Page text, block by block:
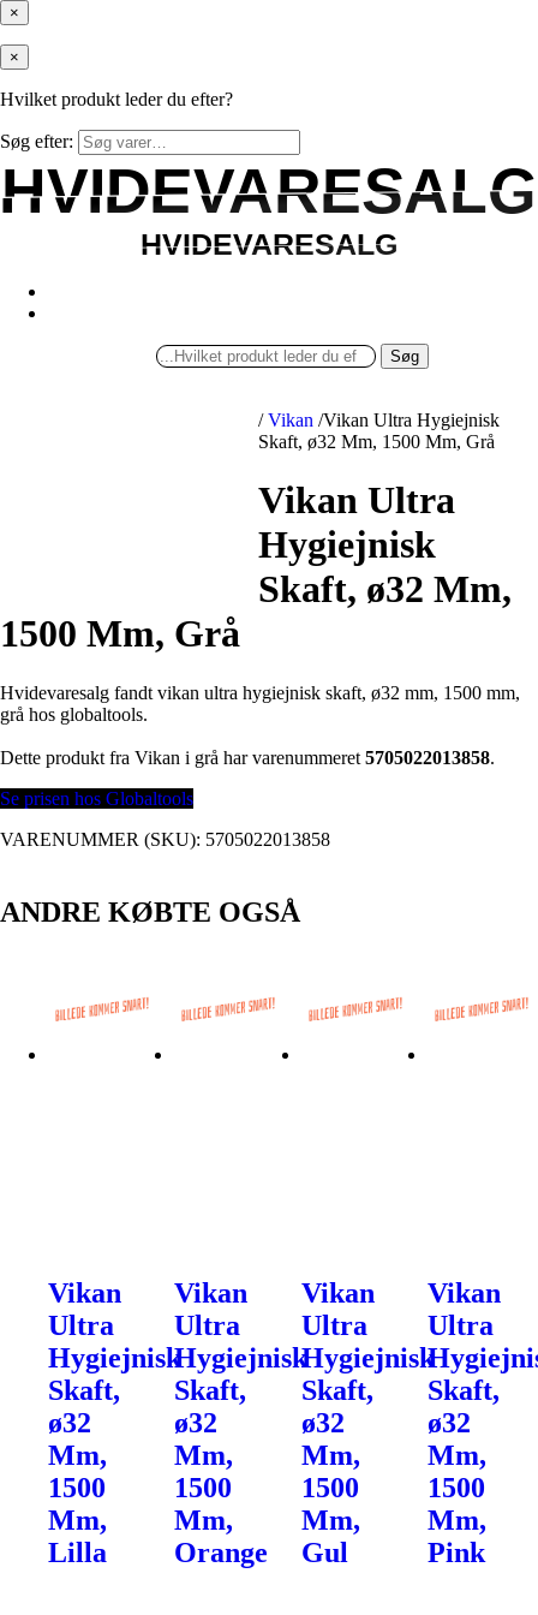
×
×
Hvilket produkt leder du efter?
Søg efter:
HVIDEVARESALG
HVIDEVARESALG
HVIDEVARESALG
HVIDEVARESALG
Søg
/ Vikan /Vikan Ultra Hygiejnisk
Skaft, ø32 Mm, 1500 Mm, Grå
Vikan Ultra
Hygiejnisk
Skaft, ø32 Mm,
1500 Mm, Grå
Hvidevaresalg fandt vikan ultra hygiejnisk skaft, ø32 mm, 1500 mm,
grå hos globaltools.
Dette produkt fra Vikan i grå har varenummeret 5705022013858.
Se prisen hos Globaltools
VARENUMMER (SKU): 5705022013858
ANDRE KØBTE OGSÅ
Vikan
Ultra
Hygiejnisk
Skaft,
ø32
Mm,
1500
Mm,
Lilla
Vikan
Ultra
Hygiejnisk
Skaft,
ø32
Mm,
1500
Mm,
Orange
Vikan
Ultra
Hygiejnisk
Skaft,
ø32
Mm,
1500
Mm,
Gul
Vikan
Ultra
Skaft,
ø32
Mm,
1500
Mm,
Pink